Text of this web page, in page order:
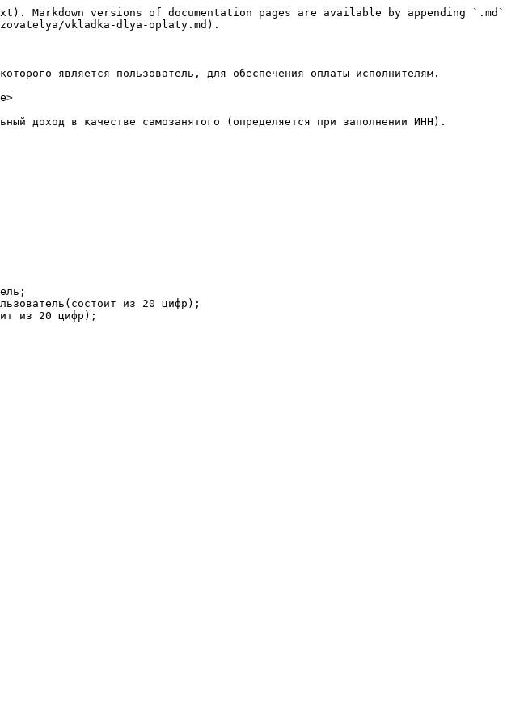
versions of documentation pages are available by appending `.md`
vkladka-dlya-oplaty.md).
является пользователь, для обеспечения оплаты исполнителям.
доход в качестве самозанятого (определяется при заполнении ИНН).
из 20 цифр);
из 20 цифр);